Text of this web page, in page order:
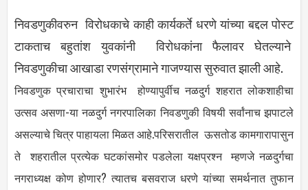
निवडणुकीवरुन विरोधकाचे काही कार्यकर्ते धरणे यांच्या बद्दल पोस्ट
टाकताच बहुतांश युवकांनी विरोधकांना फैलावर घेतल्याने
निवडणुकीचा आखाडा रणसंग्रामाने गाजण्यास सुरुवात झाली आहे.
निवडणुक प्रचाराचा शुभारंभ होण्यापुर्वीच नळदुर्ग शहरात लोकशाहीचा
उत्सव असणा-या नळदुर्ग नगरपालिका निवडणुकी विषयी सर्वांनाच झपाटले
असल्याचे चित्र पाहायला मिळत आहे.परिसरातील ऊसतोड कामगारापासुन
ते शहरातील प्रत्येक घटकांसमोर पडलेला यक्षप्रश्न म्हणजे नळदुर्गचा
नगराध्यक्ष कोण होणार? त्यातच बसवराज धरणे यांच्या समर्थनात तुफान